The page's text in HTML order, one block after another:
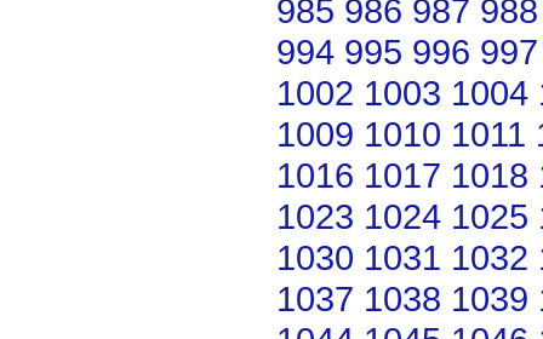
985 986 987 988
994 995 996 997
1002 1003 1004
1009 1010 1011
1016 1017 1018
1023 1024 1025
1030 1031 1032
1037 1038 1039